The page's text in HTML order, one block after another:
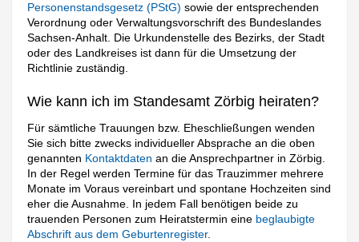
Personenstandsgesetz (PStG)sowie der entsprechenden
Verordnung oder Verwaltungsvorschrift des Bundeslandes
Sachsen-Anhalt. Die Urkundenstelle des Bezirks, der Stadt
oder des Landkreises ist dann für die Umsetzung der
Richtlinie zuständig.
Wie kann ich im Standesamt Zörbig heiraten?
Für sämtliche Trauungen bzw. Eheschließungen wenden
Sie sich bitte zwecks individueller Absprache an die oben
genannten Kontaktdaten an die Ansprechpartner in Zörbig.
In der Regel werden Termine für das Trauzimmer mehrere
Monate im Voraus vereinbart und spontane Hochzeiten sind
eher die Ausnahme. In jedem Fall benötigen beide zu
trauenden Personen zum Heiratstermin eine beglaubigte
Abschrift aus dem Geburtenregister.